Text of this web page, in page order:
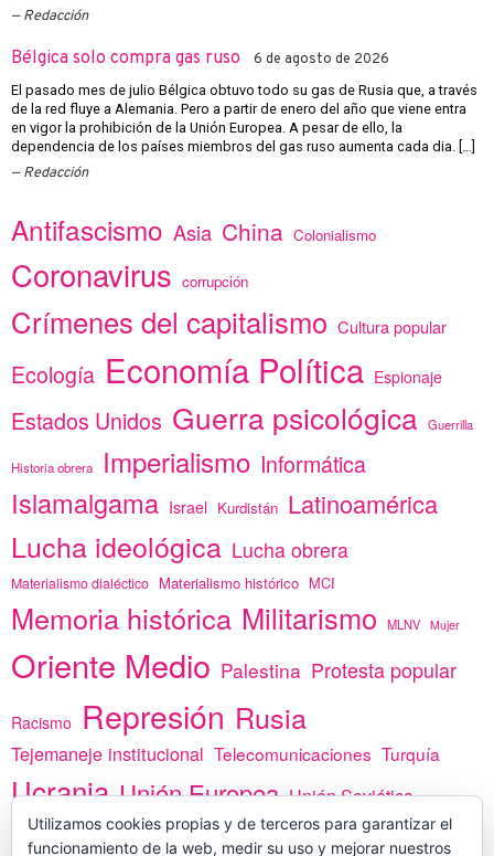
Redacción
Bélgica solo compra gas ruso 6 de agosto de 2026
El pasado mes de julio Bélgica obtuvo todo su gas de Rusia que, a través
de la red fluye a Alemania. Pero a partir de enero del año que viene entra
en vigor la prohibición de la Unión Europea. A pesar de ello, la
dependencia de los países miembros del gas ruso aumenta cada dia. […]
Redacción
Antifascismo Asia China Colonialismo
Coronavirus corrupción
Crímenes del capitalismo Cultura popular
Ecología Economía Política Espionaje
Estados Unidos Guerra psicológica Guerrilla
Historia obrera Imperialismo Informática
Islamalgama Israel Kurdistán Latinoamérica
Lucha ideológica Lucha obrera
Materialismo dialéctico Materialismo histórico MCI
Memoria histórica Militarismo MLNV Mujer
Oriente Medio Palestina Protesta popular
Racismo Represión Rusia
Tejemaneje institucional Telecomunicaciones Turquía
Ucrania Unión Europea Unión Soviética
vacunas Yemen África
Utilizamos cookies propias y de terceros para garantizar el
funcionamiento de la web, medir su uso y mejorar nuestros